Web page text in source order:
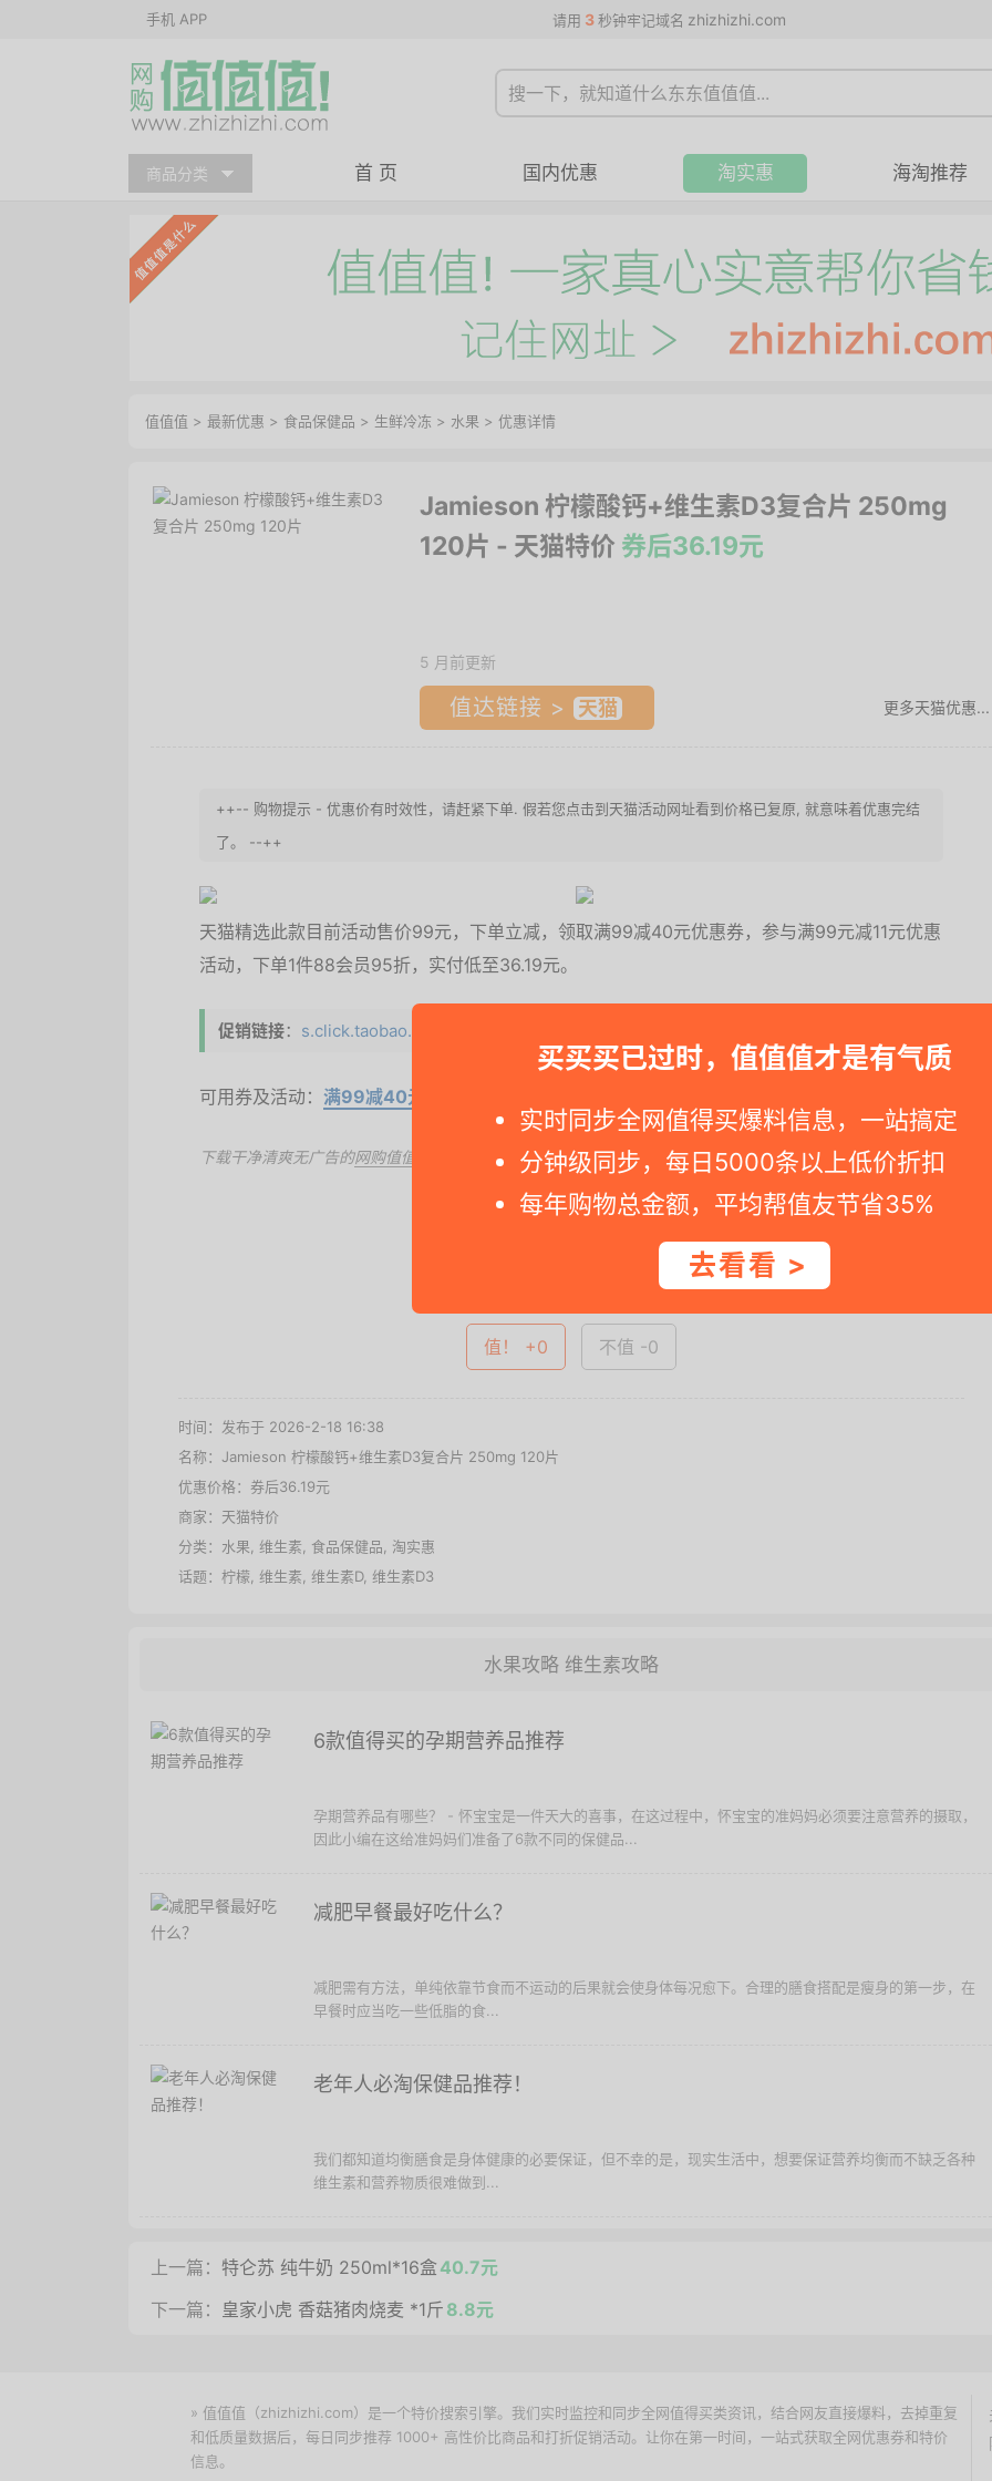
手机 APP 请用 3 秒钟牢记域名 zhizhizhi.com
商品分类 首 页 国内优惠 淘实惠 海淘推荐
买买买已过时，值值值才是有气质
实时同步全网值得买爆料信息，一站搞定
分钟级同步，每日5000条以上低价折扣
每年购物总金额，平均帮值友节省35%
去看看 >
值值值 > 最新优惠 > 食品保健品 > 生鲜冷冻 > 水果 > 优惠详情
Jamieson 柠檬酸钙+维生素D3复合片 250mg
120片 - 天猫特价 券后36.19元
5 月前更新
值达链接 > 更多天猫优惠...
++-- 购物提示 - 优惠价有时效性，请赶紧下单. 假若您点击到天猫活动网址看到价格已复原, 就意味着优惠完结
了。 --++
天猫精选此款目前活动售价99元，下单立减，领取满99减40元优惠券，参与满99元减11元优惠
活动，下单1件88会员95折，实付低至36.19元。
促销链接： s.click.taobao.com/t?e=m%3D2%26s%3D7tcNQxZJCLFw4vFB6t2Z2ue....
可用券及活动： 满99减40元
下载干净清爽无广告的网购值值值App ，第一时间得到内部特价；点此领取隐藏优惠券，先领券再下单。
查看完整图文 >
值！ +0 不值 -0
时间：发布于 2026-2-18 16:38
名称： Jamieson 柠檬酸钙+维生素D3复合片 250mg 120片
优惠价格： 券后36.19元
商家： 天猫特价
分类： 水果 维生素 食品保健品
淘实惠
话题： 柠檬 维生素 维生素D, 维生素D3
水果攻略 维生素攻略
6款值得买的孕期营养品推荐
孕期营养品有哪些？ - 怀宝宝是一件天大的喜事，在这过程中，怀宝宝的准妈妈必须要注意营养的摄取，
因此小编在这给准妈妈们准备了6款不同的保健品...
减肥早餐最好吃什么？
减肥需有方法，单纯依靠节食而不运动的后果就会使身体每况愈下。合理的膳食搭配是瘦身的第一步，在
早餐时应当吃一些低脂的食...
老年人必淘保健品推荐！
我们都知道均衡膳食是身体健康的必要保证，但不幸的是，现实生活中，想要保证营养均衡而不缺乏各种
维生素和营养物质很难做到...
上一篇： 特仑苏 纯牛奶 250ml*16盒40.7元
下一篇： 皇家小虎 香菇猪肉烧麦 *1斤 8.8元
» 值值值（zhizhizhi.com）是一个特价搜索引擎。我们实时监控和同步全网值得买类资讯，结合网友直接爆料，去掉重复
和低质量数据后，每日同步推荐 1000+ 高性价比商品和打折促销活动。让你在第一时间，一站式获取全网优惠券和特价
信息。